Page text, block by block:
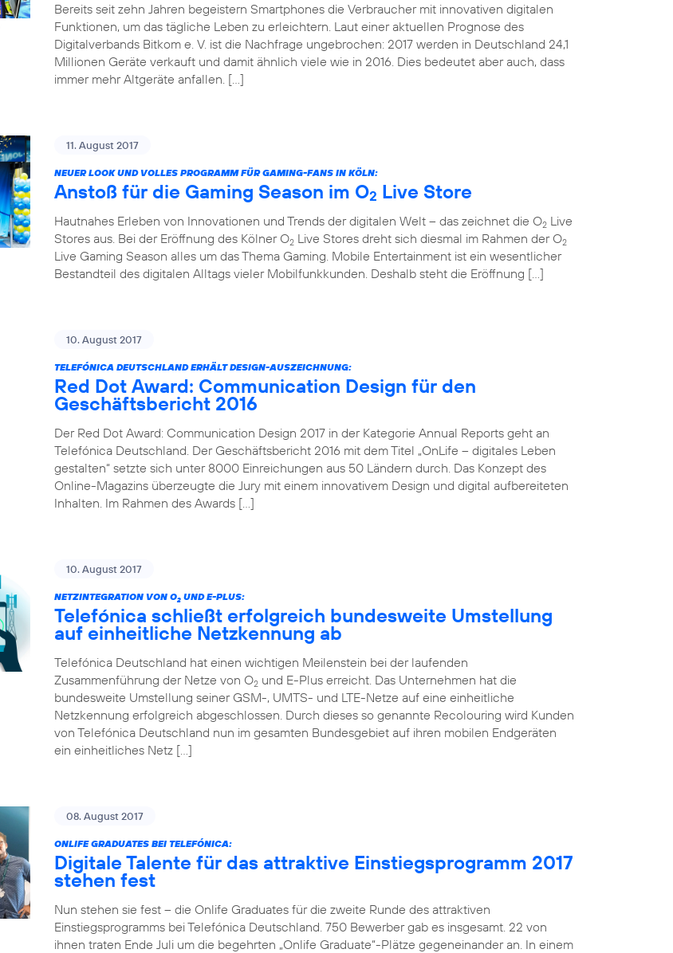
Bereits seit zehn Jahren begeistern Smartphones die Verbraucher mit innovativen digitalen
Funktionen, um das tägliche Leben zu erleichtern. Laut einer aktuellen Prognose des
Digitalverbands Bitkom e. V. ist die Nachfrage ungebrochen: 2017 werden in Deutschland 24,1
Millionen Geräte verkauft und damit ähnlich viele wie in 2016. Dies bedeutet aber auch, dass
immer mehr Altgeräte anfallen. […]
11. August 2017
NEUER LOOK UND VOLLES PROGRAMM FÜR GAMING-FANS IN KÖLN:
Anstoß für die Gaming Season im O2 Live Store
Hautnahes Erleben von Innovationen und Trends der digitalen Welt – das zeichnet die O2 Live
Stores aus. Bei der Eröffnung des Kölner O2 Live Stores dreht sich diesmal im Rahmen der O2
Live Gaming Season alles um das Thema Gaming. Mobile Entertainment ist ein wesentlicher
Bestandteil des digitalen Alltags vieler Mobilfunkkunden. Deshalb steht die Eröffnung […]
10. August 2017
TELEFÓNICA DEUTSCHLAND ERHÄLT DESIGN-AUSZEICHNUNG:
Red Dot Award: Communication Design für den
Geschäftsbericht 2016
Der Red Dot Award: Communication Design 2017 in der Kategorie Annual Reports geht an
Telefónica Deutschland. Der Geschäftsbericht 2016 mit dem Titel „OnLife – digitales Leben
gestalten“ setzte sich unter 8000 Einreichungen aus 50 Ländern durch. Das Konzept des
Online-Magazins überzeugte die Jury mit einem innovativem Design und digital aufbereiteten
Inhalten. Im Rahmen des Awards […]
10. August 2017
NETZINTEGRATION VON O2 UND E-PLUS:
Telefónica schließt erfolgreich bundesweite Umstellung
auf einheitliche Netzkennung ab
Telefónica Deutschland hat einen wichtigen Meilenstein bei der laufenden
Zusammenführung der Netze von O2 und E-Plus erreicht. Das Unternehmen hat die
bundesweite Umstellung seiner GSM-, UMTS- und LTE-Netze auf eine einheitliche
Netzkennung erfolgreich abgeschlossen. Durch dieses so genannte Recolouring wird Kunden
von Telefónica Deutschland nun im gesamten Bundesgebiet auf ihren mobilen Endgeräten
ein einheitliches Netz […]
08. August 2017
ONLIFE GRADUATES BEI TELEFÓNICA:
Digitale Talente für das attraktive Einstiegsprogramm 2017
stehen fest
Nun stehen sie fest – die Onlife Graduates für die zweite Runde des attraktiven
Einstiegsprogramms bei Telefónica Deutschland. 750 Bewerber gab es insgesamt. 22 von
ihnen traten Ende Juli um die begehrten „Onlife Graduate“-Plätze gegeneinander an. In einem